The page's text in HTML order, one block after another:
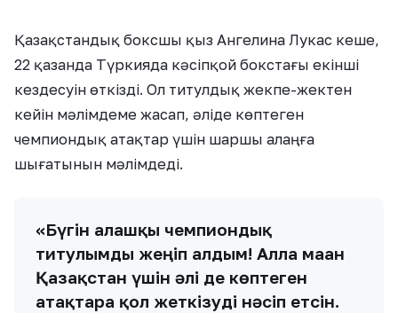
Қазақстандық боксшы қыз Ангелина Лукас кеше,
22 қазанда Түркияда кәсіпқой бокстағы екінші
кездесуін өткізді. Ол титулдық жекпе-жектен
кейін мәлімдеме жасап, әліде көптеген
чемпиондық атақтар үшін шаршы алаңға
шығатынын мәлімдеді.
«Бүгін алғашқы чемпиондық
титулымды жеңіп алдым! Алла маған
Қазақстан үшін әлі де көптеген
атақтарға қол жеткізуді нәсіп етсін.